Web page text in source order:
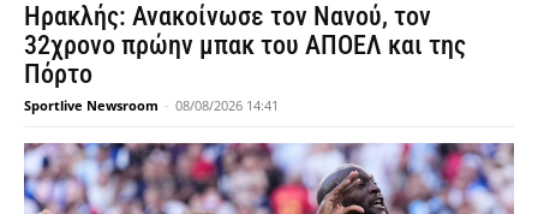
Ηρακλής: Ανακοίνωσε τον Νανού, τον
32χρονο πρώην μπακ του ΑΠΟΕΛ και της
Πόρτο
Sportlive Newsroom - 08/08/2026 14:41